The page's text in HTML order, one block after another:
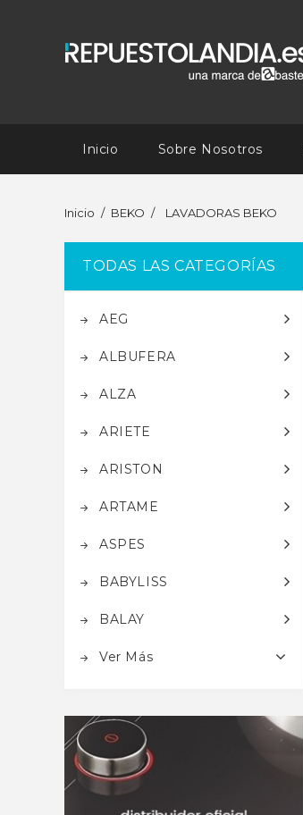
Inicio Sobre Nosotros
Inicio BEKO LAVADORAS BEKO
TODAS LAS CATEGORÍAS
AEG
ALBUFERA
ALZA
ARIETE
ARISTON
ARTAME
ASPES
BABYLISS
BALAY
Ver Más